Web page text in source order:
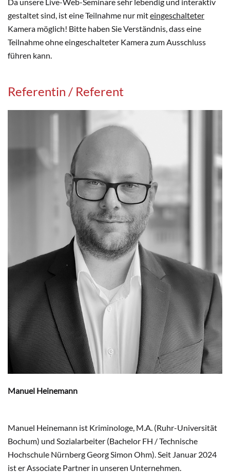
gestaltet sind, ist eine Teilnahme nur miteingeschalteter
Kamera möglich! Bitte haben Sie Verständnis, dass eine
Teilnahme ohne eingeschalteter Kamera zum Ausschluss
führen kann.
Referentin / Referent
Manuel Heinemann
Manuel Heinemann ist Kriminologe, M.A. (Ruhr-Universität
Bochum) und Sozialarbeiter (Bachelor FH / Technische
Hochschule Nürnberg Georg Simon Ohm). Seit Januar 2024
ist er Associate Partner in unseren Unternehmen.